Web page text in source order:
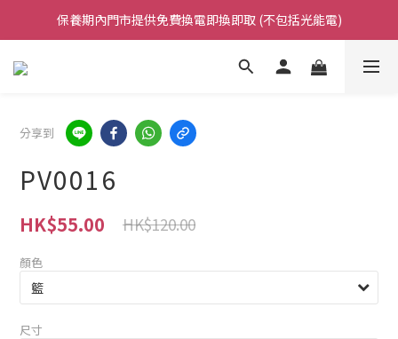
凡購買任何產品滿$500免運費（香港/澳門）
保養期內門市提供免費換電即換即取 (不包括光能電)
凡購買任何產品滿$500免運費（香港/澳門）
分享到
PV0016
HK$55.00 HK$120.00
顏色
尺寸